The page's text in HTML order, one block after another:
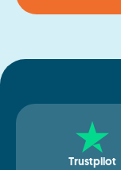
Trustpilot